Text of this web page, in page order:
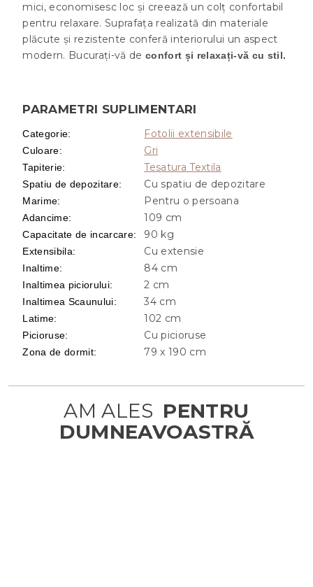
mici, economisesc loc și creează un colț confortabil
pentru relaxare. Suprafața realizată din materiale
plăcute și rezistente conferă interiorului un aspect
modern. Bucurați-vă de confort și relaxați-vă cu stil.
PARAMETRI SUPLIMENTARI
Categorie: Fotolii extensibile
Culoare: Gri
Tapiterie: Tesatura Textila
Spatiu de depozitare: Cu spatiu de depozitare
Marime: Pentru o persoana
Adancime: 109 cm
Capacitate de incarcare: 90 kg
Extensibila: Cu extensie
Inaltime: 84 cm
Inaltimea piciorului: 2 cm
Inaltimea Scaunului: 34 cm
Latime: 102 cm
Picioruse: Cu picioruse
Zona de dormit: 79 x 190 cm